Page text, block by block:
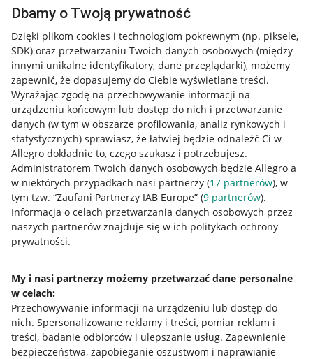
Dbamy o Twoją prywatność
Dzięki plikom cookies i technologiom pokrewnym (np. piksele,
SDK) oraz przetwarzaniu Twoich danych osobowych (między
innymi unikalne identyfikatory, dane przeglądarki), możemy
zapewnić, że dopasujemy do Ciebie wyświetlane treści.
Wyrażając zgodę na przechowywanie informacji na
urządzeniu końcowym lub dostęp do nich i przetwarzanie
danych (w tym w obszarze profilowania, analiz rynkowych i
statystycznych) sprawiasz, że łatwiej będzie odnaleźć Ci w
Allegro dokładnie to, czego szukasz i potrzebujesz.
Administratorem Twoich danych osobowych będzie Allegro a
w niektórych przypadkach nasi partnerzy (17 partnerów), w
tym tzw. “Zaufani Partnerzy IAB Europe” (9 partnerów).
Informacja o celach przetwarzania danych osobowych przez
naszych partnerów znajduje się w ich politykach ochrony
prywatności.
My i nasi partnerzy możemy przetwarzać dane personalne
w celach:
Przechowywanie informacji na urządzeniu lub dostęp do
nich. Spersonalizowane reklamy i treści, pomiar reklam i
treści, badanie odbiorców i ulepszanie usług. Zapewnienie
bezpieczeństwa, zapobieganie oszustwom i naprawianie
Przydatne informacje
Jak to działa
Allegro Gadane dla sprzedających
Allegro Gadane dla kupujących
Mapa miejscowości